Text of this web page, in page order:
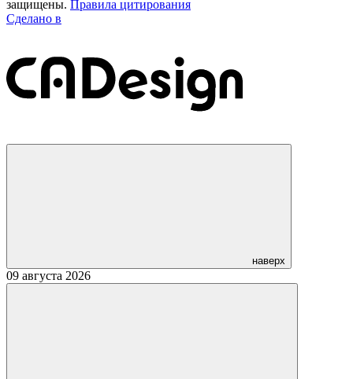
защищены. Правила цитирования
Сделано в
наверх
09 августа 2026